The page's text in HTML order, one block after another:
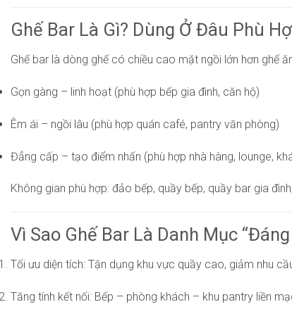
Ghế Bar Là Gì? Dùng Ở Đâu Phù
Ghế bar là dòng ghế có chiều cao mặt ngồi lớn hơn ghế
Gọn gàng – linh hoạt (phù hợp bếp gia đình, căn hộ)
Êm ái – ngồi lâu (phù hợp quán café, pantry văn phòng)
Đẳng cấp – tạo điểm nhấn (phù hợp nhà hàng, lounge,
Không gian phù hợp: đảo bếp, quầy bếp, quầy bar gia
Vì Sao Ghế Bar Là Danh Mục
Tối ưu diện tích: Tận dụng khu vực quầy cao, giảm nhu
Tăng tính kết nối: Bếp – phòng khách – khu pantry liền